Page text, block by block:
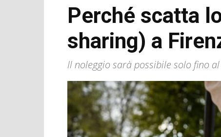
Perché scatta
sharing) a
Il noleggio sarà possibile solo fino